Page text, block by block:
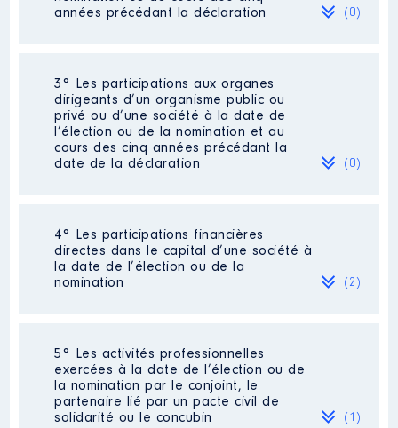
Employeur
:
Année Montant Type
100 498
2018
73 700 €
Net
2019
43 200 €
Net
2020
43 200 €
Net
2021
années précédant la déclaration
(0)
Néant
3° Les participations aux organes
dirigeants d’un organisme public ou
privé ou d’une société à la date de
l’élection ou de la nomination et au
cours des cinq années précédant la
date de la déclaration
(0)
Néant
4° Les participations financières
directes dans le capital d’une société à
la date de l’élection ou de la
nomination
(2)
Société : SYLPA LE2
Evaluation : 60000 € │ Nombre de
parts détenues : 59900 │ Pourcentage
du capital détenu : 99 %
5° Les activités professionnelles
exercées à la date de l’élection ou de
la nomination par le conjoint, le
partenaire lié par un pacte civil de
solidarité ou le concubin
(1)